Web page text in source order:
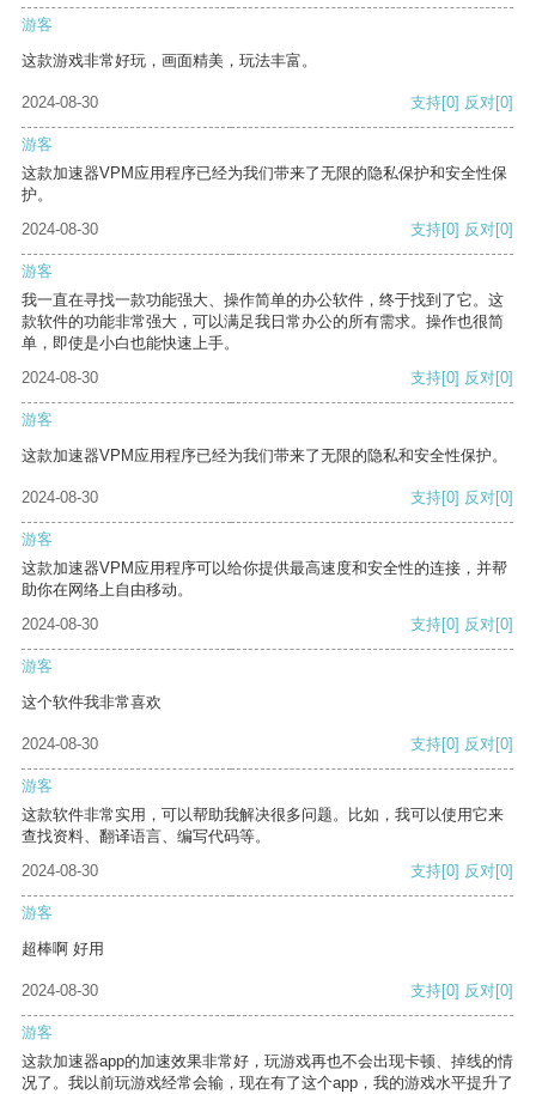
游客
这款游戏非常好玩，画面精美，玩法丰富。
2024-08-30 支持[0] 反对[0]
游客
这款加速器VPM应用程序已经为我们带来了无限的隐私保护和安全性保
护。
2024-08-30
支持[0] 反对[0]
游客
我一直在寻找一款功能强大、操作简单的办公软件，终于找到了它。这
款软件的功能非常强大，可以满足我日常办公的所有需求。操作也很简
单，即使是小白也能快速上手。
2024-08-30
支持[0] 反对[0]
游客
这款加速器VPM应用程序已经为我们带来了无限的隐私和安全性保护。
2024-08-30 支持[0] 反对[0]
游客
这款加速器VPM应用程序可以给你提供最高速度和安全性的连接，并帮
助你在网络上自由移动。
2024-08-30
支持[0] 反对[0]
游客
这个软件我非常喜欢
2024-08-30 支持[0] 反对[0]
游客
这款软件非常实用，可以帮助我解决很多问题。比如，我可以使用它来
查找资料、翻译语言、编写代码等。
2024-08-30
支持[0] 反对[0]
游客
超棒啊 好用
2024-08-30 支持[0] 反对[0]
游客
这款加速器app的加速效果非常好，玩游戏再也不会出现卡顿、掉线的情
况了。我以前玩游戏经常会输，现在有了这个app，我的游戏水平提升了